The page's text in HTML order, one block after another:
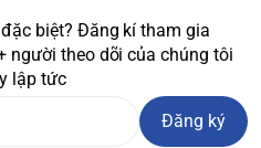
biệt? Đăng kí tham gia
người theo dõi của chúng tôi
lập tức
Đăng ký